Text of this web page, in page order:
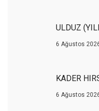
ULDUZ
6 Ağustos
KADER
6 Ağustos